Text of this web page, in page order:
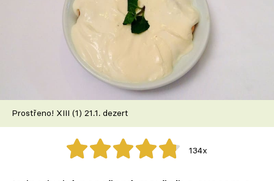
TV Program
Recepty z TV
Speciál: Cuketa
Prostřeno! XIII (1) 21.1. dezert
134x